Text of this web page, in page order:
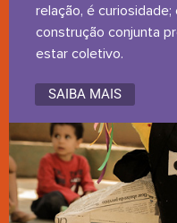
relação, é
construção conjunta
estar coletivo.
SAIBA MAIS